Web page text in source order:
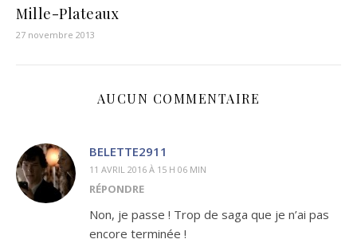
Mille-Plateaux
27 novembre 2013
AUCUN COMMENTAIRE
BELETTE2911
11 AVRIL 2016 À 15 H 06 MIN
RÉPONDRE
Non, je passe ! Trop de saga que je n’ai pas
encore terminée !